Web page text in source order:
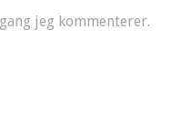
jeg kommenterer.